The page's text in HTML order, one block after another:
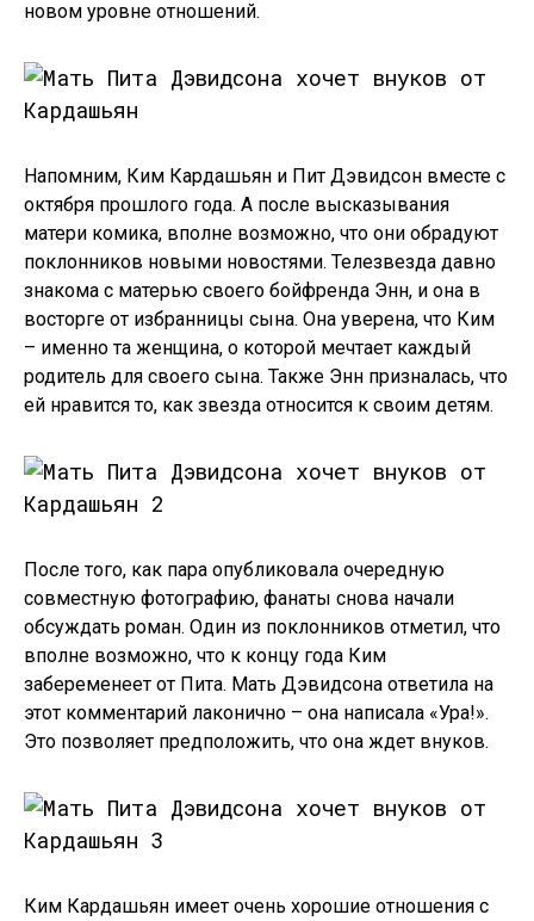
новом уровне отношений.
Напомним, Ким Кардашьян и Пит Дэвидсон вместе с
октября прошлого года. А после высказывания
матери комика, вполне возможно, что они обрадуют
поклонников новыми новостями. Телезвезда давно
знакома с матерью своего бойфренда Энн, и она в
восторге от избранницы сына. Она уверена, что Ким
– именно та женщина, о которой мечтает каждый
родитель для своего сына. Также Энн призналась, что
ей нравится то, как звезда относится к своим детям.
После того, как пара опубликовала очередную
совместную фотографию, фанаты снова начали
обсуждать роман. Один из поклонников отметил, что
вполне возможно, что к концу года Ким
забеременеет от Пита. Мать Дэвидсона ответила на
этот комментарий лаконично – она написала «Ура!».
Это позволяет предположить, что она ждет внуков.
Ким Кардашьян имеет очень хорошие отношения с